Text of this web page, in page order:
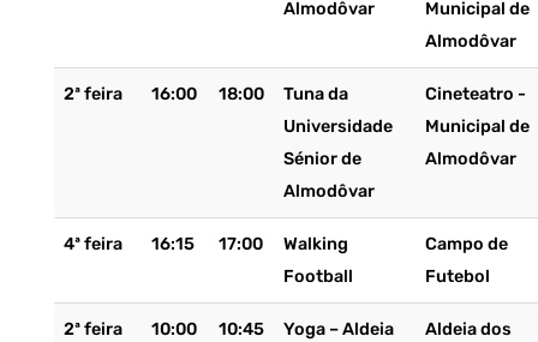
Almodôvar
Municipal de
Almodôvar
2ª feira 16:00 18:00
Tuna da
Universidade
Sénior de
Almodôvar
Cineteatro -
Municipal de
Almodôvar
4ª feira 16:15 17:00
Walking
Football
Campo de
Futebol
2ª feira 10:00 10:45
Yoga – Aldeia
Aldeia dos